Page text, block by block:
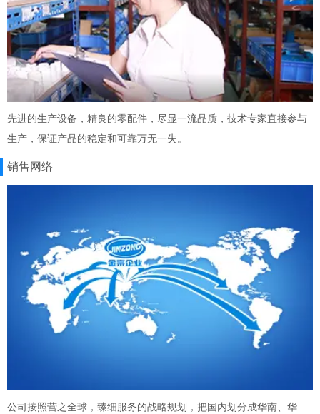
先进的生产设备，精良的零配件，尽显一流品质，技术专家直接参与
生产，保证产品的稳定和可靠万无一失。
销售网络
公司按照营之全球，臻细服务的战略规划，把国内划分成华南、华